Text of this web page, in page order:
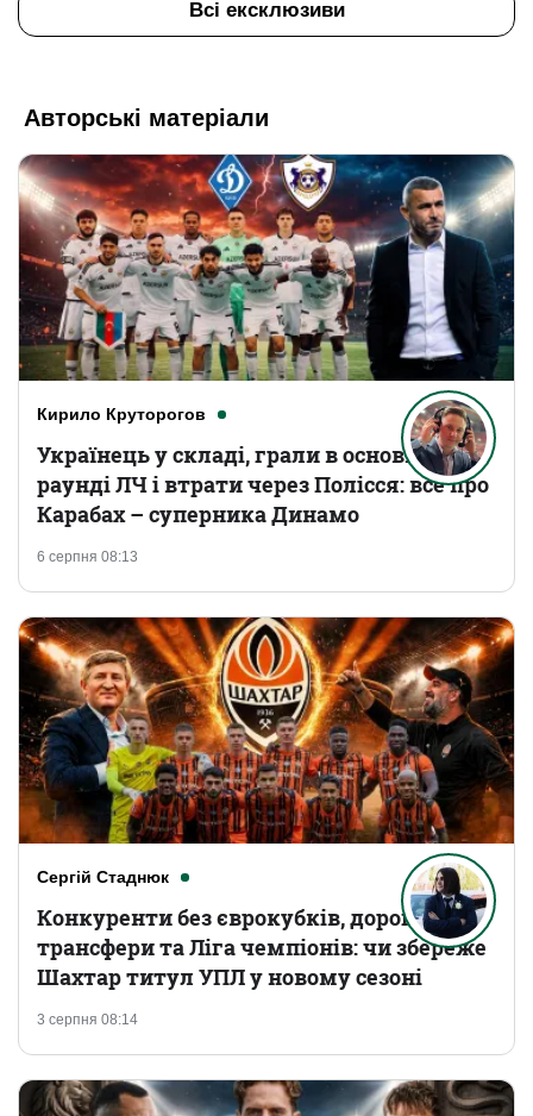
Всі ексклюзиви
Авторські матеріали
Кирило Круторогов
6 серпня 08:13
Українець у складі, грали в основному
раунді ЛЧ і втрати через Полісся: все про
Карабах – суперника Динамо
Сергій Стаднюк
3 серпня 08:14
Конкуренти без єврокубків, дорогі
трансфери та Ліга чемпіонів: чи збереже
Шахтар титул УПЛ у новому сезоні